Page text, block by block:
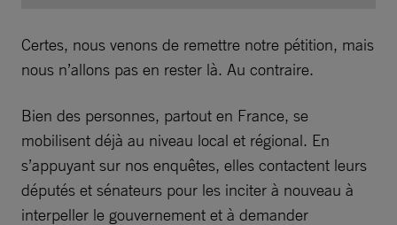
Certes, nous venons de remettre notre pétition, mais
nous n’allons pas en rester là. Au contraire.
Bien des personnes, partout en France, se
mobilisent déjà au niveau local et régional. En
s’appuyant sur nos enquêtes, elles contactent leurs
députés et sénateurs pour les inciter à nouveau à
interpeller le gouvernement et à demander